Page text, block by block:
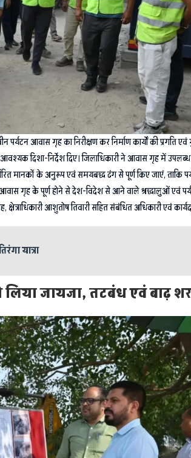
पर्यटन आवास गृह का निरीक्षण कर निर्माण कार्यों की
आवश्यक दिशा-निर्देश दिए। जिलाधिकारी ने आवास गृह में
मानकों के अनुरूप एवं समयबद्ध ढंग से पूर्ण किए जाएं,
आवास गृह के पूर्ण होने से देश-विदेश से आने वाले श्रद्धालुओं एवं
आशुतोष तिवारी सहित संबंधित अधिकारी एवं
यात्रा
लिया जायजा, तटबंध एवं बाढ़